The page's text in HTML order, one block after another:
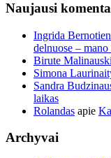
Naujausi
Ingrida
delnuose –
Birute
Simona
Sandra
laikas
Rolandas apie
Archyvai